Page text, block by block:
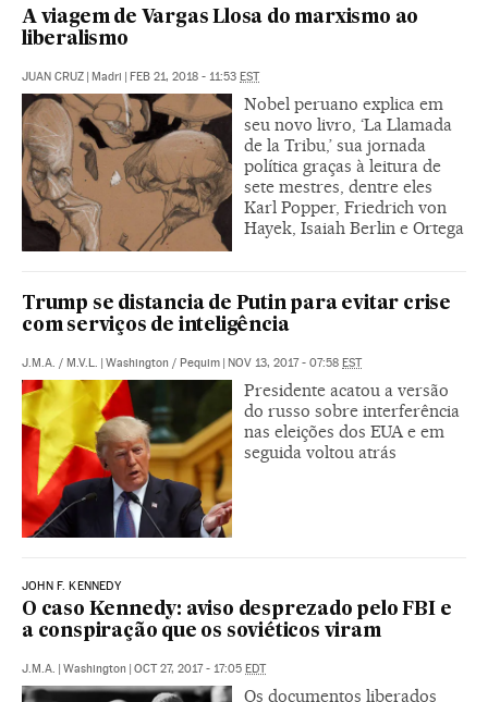
A viagem de Vargas Llosa do marxismo ao
liberalismo
JUAN CRUZ | Madri | FEB 21, 2018 - 11:53 EST
Nobel peruano explica em
seu novo livro, ‘La Llamada
de la Tribu,’ sua jornada
política graças à leitura de
sete mestres, dentre eles
Karl Popper, Friedrich von
Hayek, Isaiah Berlin e Ortega
Trump se distancia de Putin para evitar crise
com serviços de inteligência
J.M.A. / M.V.L. | Washington / Pequim | NOV 13, 2017 - 07:58 EST
Presidente acatou a versão
do russo sobre interferência
nas eleições dos EUA e em
seguida voltou atrás
JOHN F. KENNEDY
O caso Kennedy: aviso desprezado pelo FBI e
a conspiração que os soviéticos viram
J.M.A. | Washington | OCT 27, 2017 - 17:05 EDT
Os documentos liberados